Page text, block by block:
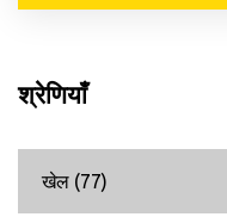
श्रेणियाँ
खेल (77)